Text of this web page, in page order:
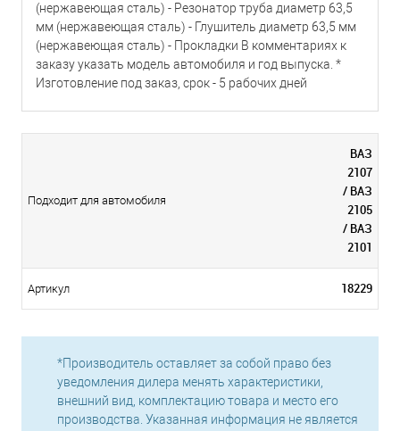
(нержавеющая сталь) - Резонатор труба диаметр 63,5
мм (нержавеющая сталь) - Глушитель диаметр 63,5 мм
(нержавеющая сталь) - Прокладки В комментариях к
заказу указать модель автомобиля и год выпуска. *
Изготовление под заказ, срок - 5 рабочих дней
Подходит для автомобиля
ВАЗ
2107
/ ВАЗ
2105
/ ВАЗ
2101
Артикул 18229
*Производитель оставляет за собой право без
уведомления дилера менять характеристики,
внешний вид, комплектацию товара и место его
производства. Указанная информация не является